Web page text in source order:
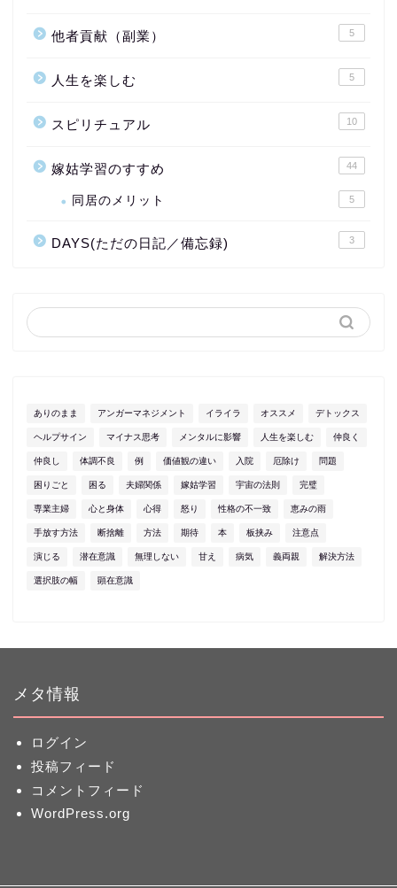
他者貢献（副業） 5
人生を楽しむ 5
スピリチュアル 10
嫁姑学習のすすめ 44
同居のメリット 5
DAYS(ただの日記／備忘録) 3
ありのまま アンガーマネジメント イライラ オススメ デトックス
ヘルプサイン マイナス思考 メンタルに影響 人生を楽しむ 仲良く
仲良し 体調不良 例 価値観の違い 入院 厄除け 問題
困りごと 困る 夫婦関係 嫁姑学習 宇宙の法則 完璧
専業主婦 心と身体 心得 怒り 性格の不一致 恵みの雨
手放す方法 断捨離 方法 期待 本 板挟み 注意点
演じる 潜在意識 無理しない 甘え 病気 義両親 解決方法
選択肢の幅 顕在意識
メタ情報
ログイン
投稿フィード
コメントフィード
WordPress.org